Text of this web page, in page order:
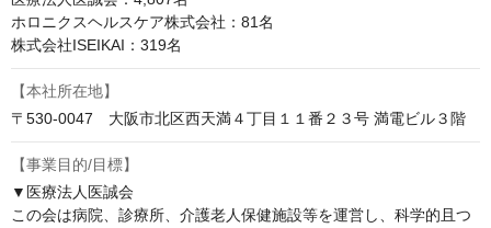
ホロニクスヘルスケア株式会社：81名
株式会社ISEIKAI：319名
【本社所在地】
〒530-0047　大阪市北区西天満４丁目１１番２３号 満電ビル３階
【事業目的/目標】
▼医療法人医誠会
この会は病院、診療所、介護老人保健施設等を運営し、科学的且つ